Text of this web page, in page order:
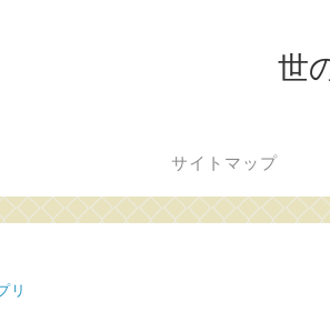
世
サイトマップ
リ